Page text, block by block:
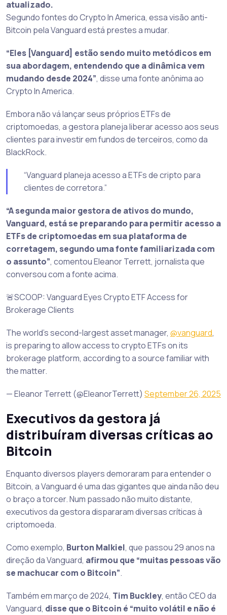
atualizado.
Segundo fontes do Crypto In America, essa visão anti-
Bitcoin pela Vanguard está prestes a mudar.
“Eles [Vanguard] estão sendo muito metódicos em
sua abordagem, entendendo que a dinâmica vem
mudando desde 2024”, disse uma fonte anônima ao
Crypto In America.
Embora não vá lançar seus próprios ETFs de
criptomoedas, a gestora planeja liberar acesso aos seus
clientes para investir em fundos de terceiros, como da
BlackRock.
“Vanguard planeja acesso a ETFs de cripto para
clientes de corretora.”
“A segunda maior gestora de ativos do mundo,
Vanguard, está se preparando para permitir acesso a
ETFs de criptomoedas em sua plataforma de
corretagem, segundo uma fonte familiarizada com
o assunto”, comentou Eleanor Terrett, jornalista que
conversou com a fonte acima.
🚨SCOOP: Vanguard Eyes Crypto ETF Access for
Brokerage Clients
The world’s second-largest asset manager, @vanguard,
is preparing to allow access to crypto ETFs on its
brokerage platform, according to a source familiar with
the matter.
— Eleanor Terrett (@EleanorTerrett) September 26, 2025
Executivos da gestora já
distribuíram diversas críticas ao
Bitcoin
Enquanto diversos players demoraram para entender o
Bitcoin, a Vanguard é uma das gigantes que ainda não deu
o braço a torcer. Num passado não muito distante,
executivos da gestora dispararam diversas críticas à
criptomoeda.
Como exemplo, Burton Malkiel, que passou 29 anos na
direção da Vanguard, afirmou que “muitas pessoas vão
se machucar com o Bitcoin”.
Também em março de 2024, Tim Buckley, então CEO da
Vanguard, disse que o Bitcoin é “muito volátil e não é